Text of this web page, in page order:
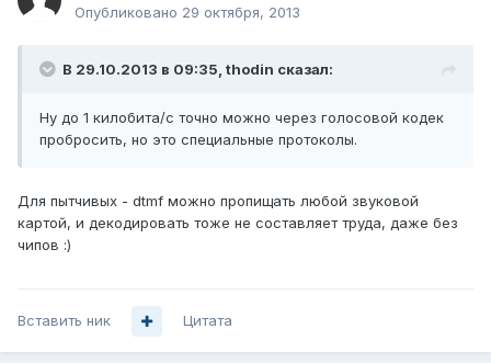
Опубликовано 29 октября, 2013
В 29.10.2013 в 09:35, thodin сказал:
Ну до 1 килобита/с точно можно через голосовой кодек
пробросить, но это специальные протоколы.
Для пытчивых - dtmf можно пропищать любой звуковой
картой, и декодировать тоже не составляет труда, даже без
чипов :)
Вставить ник Цитата